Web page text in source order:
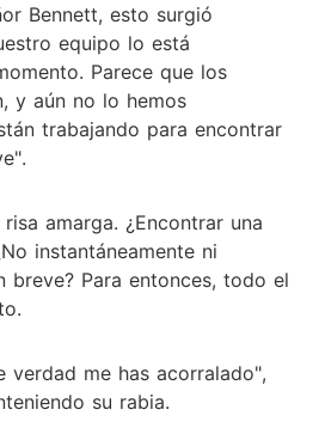
Bennett, esto surgió
equipo lo está
Parece que los
y aún no lo hemos
trabajando para encontrar
amarga. ¿Encontrar una
instantáneamente ni
breve? Para entonces, todo el
verdad me has acorralado",
su rabia.